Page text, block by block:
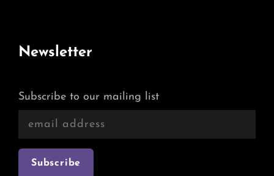
Newsletter
Subscribe to our mailing list